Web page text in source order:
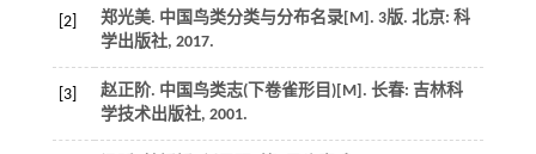
[2] 郑光美. 中国鸟类分类与分布名录[M]. 3版. 北京: 科
学出版社, 2017.
[3] 赵正阶. 中国鸟类志(下卷雀形目)[M]. 长春: 吉林科
学技术出版社, 2001.